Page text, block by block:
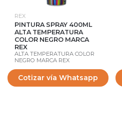
REX
PINTURA SPRAY 400ML
ALTA TEMPERATURA
COLOR NEGRO MARCA
REX
ALTA TEMPERATURA COLOR
NEGRO MARCA REX
Cotizar vía Whatsapp